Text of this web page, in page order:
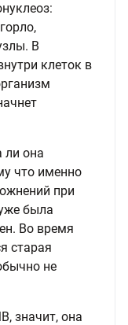
В
клеток в
она
что именно
при
была
Во время
старая
не
значит, она